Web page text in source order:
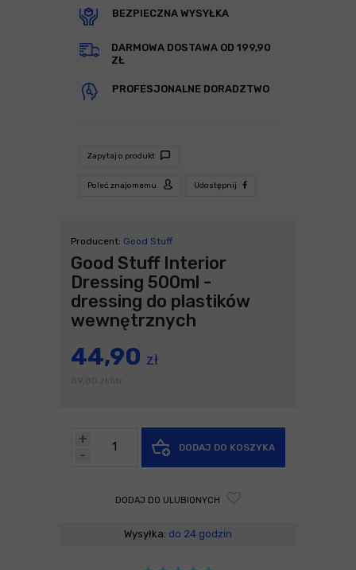
BEZPIECZNA WYSYŁKA
DARMOWA DOSTAWA OD 199,90
ZŁ
PROFESJONALNE DORADZTWO
Zapytaj o produkt
Poleć znajomemu Udostępnij
Producent: Good Stuff
Good Stuff Interior
Dressing 500ml -
dressing do plastików
wewnętrznych
44,90 zł
-
+
DODAJ DO KOSZYKA
DODAJ DO ULUBIONYCH
Wysyłka: do 24 godzin